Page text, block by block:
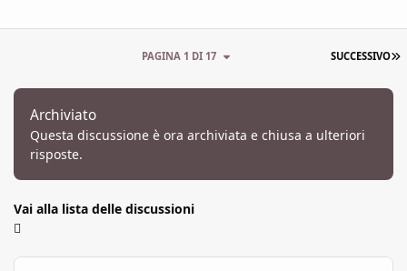
SUCCESSIVO
PAGINA 1 DI 17
Archiviato
Questa discussione è ora archiviata e chiusa a ulteriori
risposte.
Vai alla lista delle discussioni